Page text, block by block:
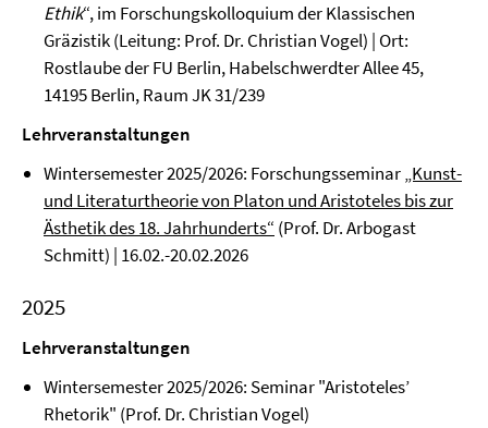
Ethik“, im Forschungskolloquium der Klassischen
Gräzistik (Leitung: Prof. Dr. Christian Vogel) | Ort:
Rostlaube der FU Berlin, Habelschwerdter Allee 45,
14195 Berlin, Raum JK 31/239
Lehrveranstaltungen
Wintersemester 2025/2026: Forschungsseminar„Kunst-
und Literaturtheorie von Platon und Aristoteles bis zur
Ästhetik des 18. Jahrhunderts“ (Prof. Dr. Arbogast
Schmitt) | 16.02.-20.02.2026
2025
Lehrveranstaltungen
Wintersemester 2025/2026: Seminar "Aristoteles’
Rhetorik" (Prof. Dr. Christian Vogel)